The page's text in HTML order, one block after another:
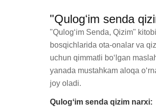
"Qulogʻim senda
"Qulogʻim Senda, Qizim"
bosqichlarida ota-onalar va
uchun qimmatli bo‘lgan
yanada mustahkam aloqa
joy oladi.
Qulogʻim senda qizim narxi: